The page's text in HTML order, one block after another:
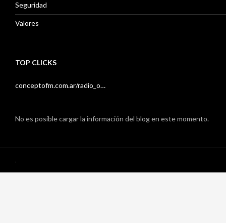
Seguridad
Valores
TOP CLICKS
conceptofm.com.ar/radio_o…
No es posible cargar la información del blog en este momento.
.